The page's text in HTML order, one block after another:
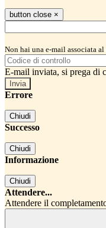
button close ×
Non hai una e-mail associata
E-mail inviata, si prega di
Errore
Chiudi
Successo
Chiudi
Informazione
Chiudi
Attendere...
Attendere il